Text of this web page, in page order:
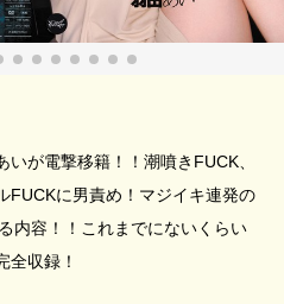
が電撃移籍！！潮噴きFUCK、
FUCKに男責め！マジイキ連発の
内容！！これまでにないくらい
全収録！